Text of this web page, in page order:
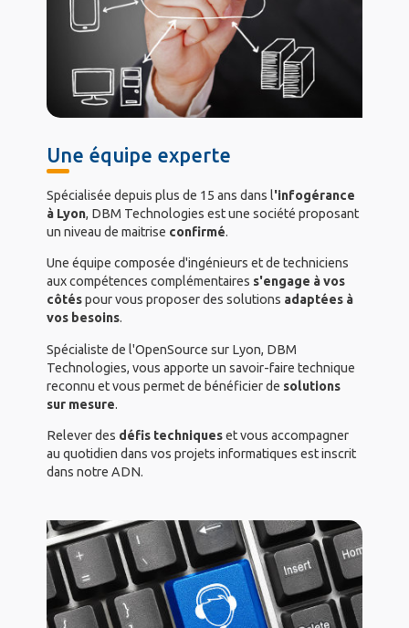
Une équipe experte
Spécialisée depuis plus de 15 ans dans l'infogérance
à Lyon, DBM Technologies est une société proposant
un niveau de maitrise confirmé.
Une équipe composée d'ingénieurs et de techniciens
aux compétences complémentaires s'engage à vos
côtéspour vous proposer des solutions adaptées à
vos besoins.
Spécialiste de l'OpenSource sur Lyon, DBM
Technologies, vous apporte un savoir-faire technique
reconnu et vous permet de bénéficier de solutions
sur mesure.
Relever des défis techniqueset vous accompagner
au quotidien dans vos projets informatiques est inscrit
dans notre ADN.